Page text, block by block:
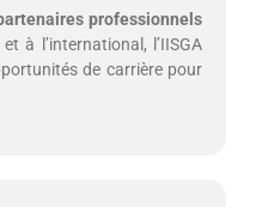
professionnels
à l’international, l’IISGA
de carrière pour